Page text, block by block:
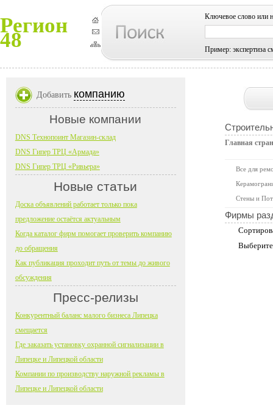
Регион
48
Ключевое слово или
Пример: экспертиза
Главная
Все для
Стены и
Фирмы
Добавить компанию
Новые компании
DNS Технопоинт Магазин-склад
DNS Гипер ТРЦ «Армада»
DNS Гипер ТРЦ «Ривьера»
Новые статьи
Доска объявлений работает только пока
предложение остаётся актуальным
Когда каталог фирм помогает проверить компанию
до обращения
Как публикация проходит путь от темы до живого
обсуждения
Пресс-релизы
Конкурентный баланс малого бизнеса Липецка
смещается
Где заказать установку охранной сигнализации в
Липецке и Липецкой области
Компании по производству наружной рекламы в
Липецке и Липецкой области